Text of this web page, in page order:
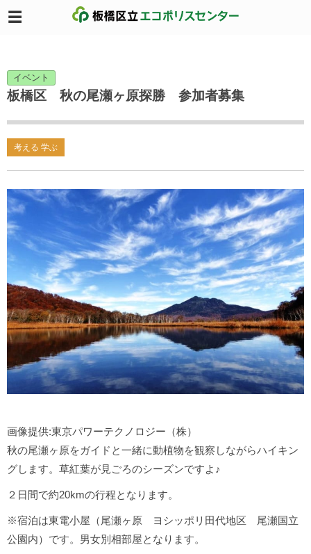
イベント
板橋区 秋の尾瀬ヶ原探勝 参加者募集
考える 学ぶ
画像提供:東京パワーテクノロジー（株）
秋の尾瀬ヶ原をガイドと一緒に動植物を観察しながらハイキン
グします。草紅葉が見ごろのシーズンですよ♪
２日間で約20kmの行程となります。
※宿泊は東電小屋（尾瀬ヶ原 ヨシッポリ田代地区 尾瀬国立
公園内）です。男女別相部屋となります。